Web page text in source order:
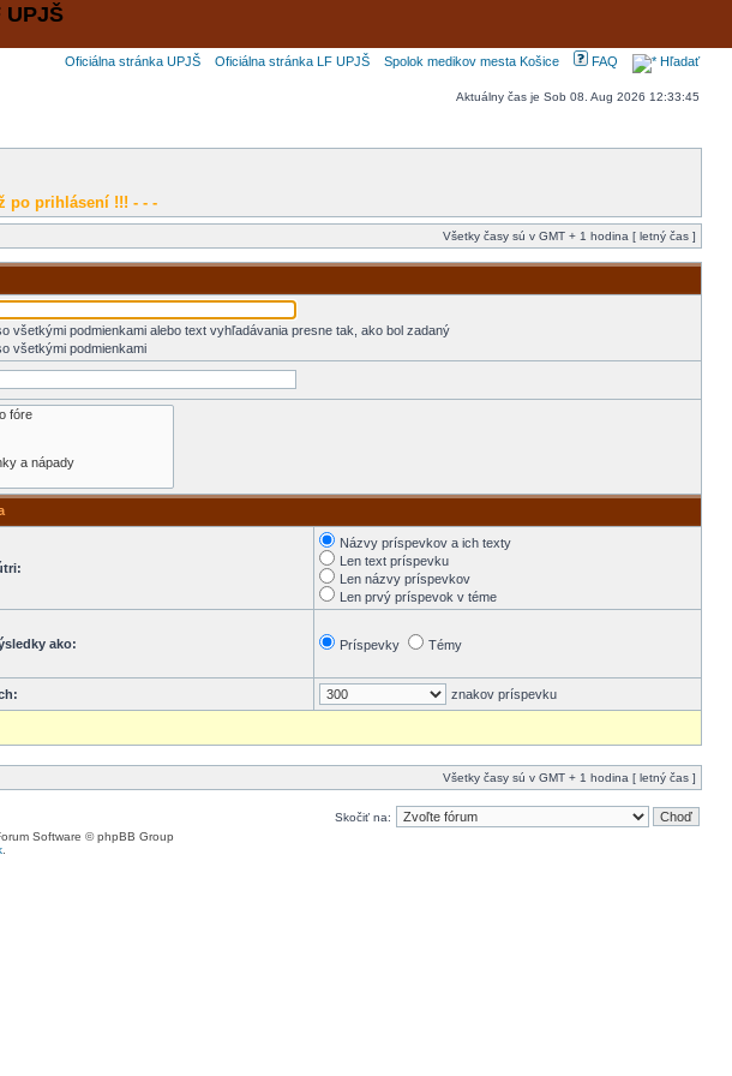
Oficiálna stránka UPJŠ Oficiálna stránka LF UPJŠ Spolok medikov mesta Košice FAQ Hľadať
Aktuálny čas je Sob 08. Aug 2026 12:33:45
po prihlásení !!! - - -
Všetky časy sú v GMT + 1 hodina [ letný čas ]
všetkými podmienkami alebo text vyhľadávania presne tak, ako bol zadaný
všetkými podmienkami
Názvy príspevkov a ich texty
Len text príspevku
Len názvy príspevkov
Len prvý príspevok v téme
ako: Príspevky Témy
znakov príspevku
Všetky časy sú v GMT + 1 hodina [ letný čas ]
Skočiť na:
Software © phpBB Group
.